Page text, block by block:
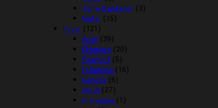
Tørre Dækkener (3)
Vinter (15)
Foder (121)
Arion (39)
Chicopee (20)
Easybarf (5)
Eukanuba (16)
Genesis (6)
Mush (27)
Pronature (1)